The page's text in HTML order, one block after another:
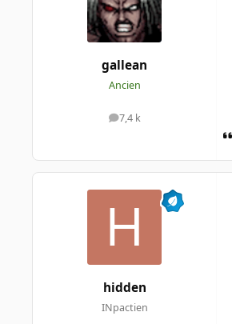
gallean
Ancien
7,4 k
messages
hidden
INpactien